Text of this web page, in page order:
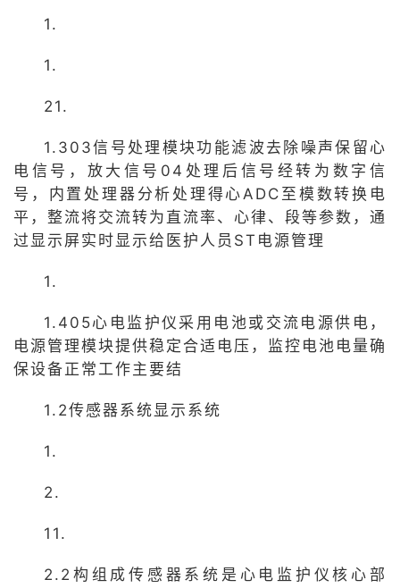
1.
1.
21.
1.303信号处理模块功能滤波去除噪声保留心
电信号，放大信号04处理后信号经转为数字信
号，内置处理器分析处理得心ADC至模数转换电
平，整流将交流转为直流率、心律、段等参数，通
过显示屏实时显示给医护人员ST电源管理
1.
1.405心电监护仪采用电池或交流电源供电，
电源管理模块提供稳定合适电压，监控电池电量确
保设备正常工作主要结
1.2传感器系统显示系统
1.
2.
11.
2.2构组成传感器系统是心电监护仪核心部